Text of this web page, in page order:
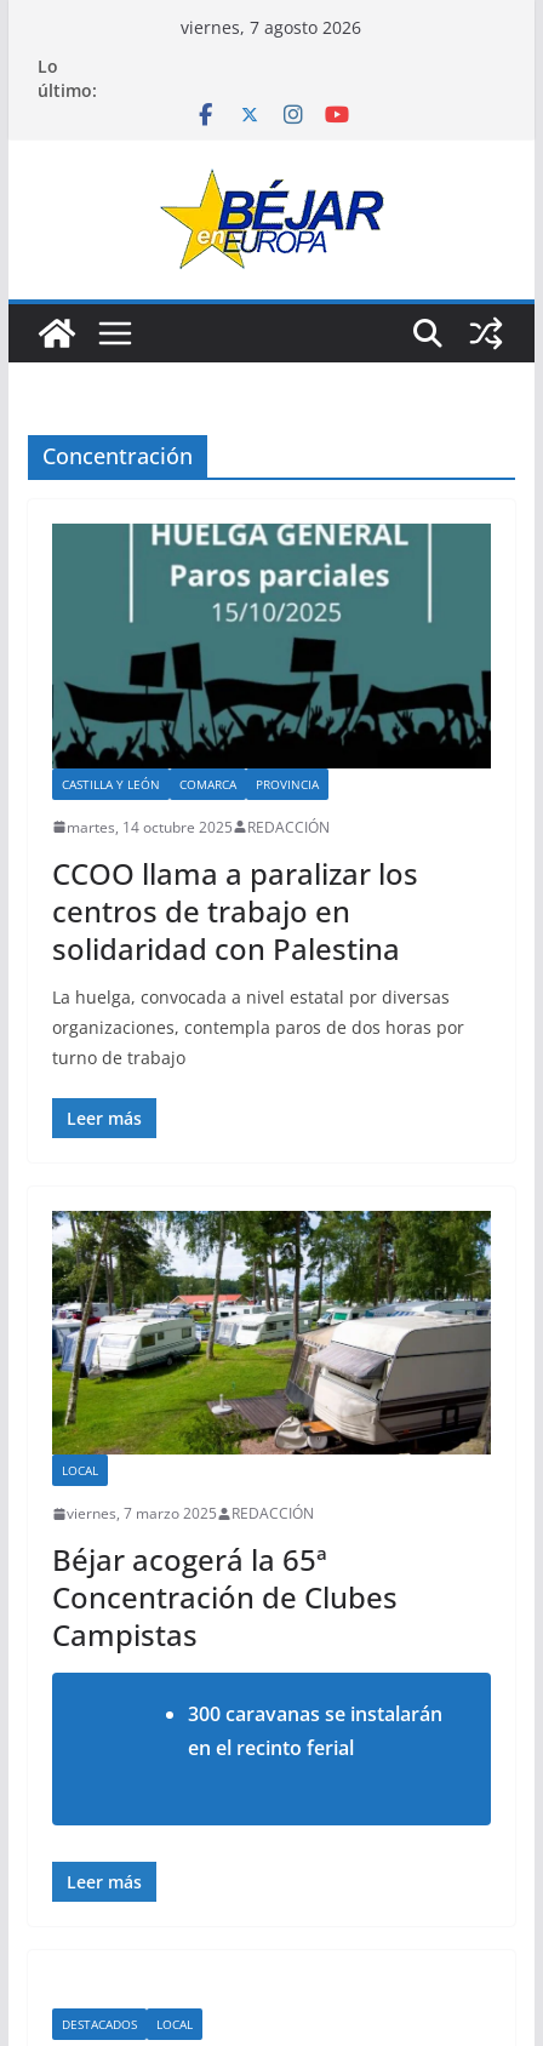
contenido
viernes, 7 agosto 2026
Lo
último:
Concentración
CASTILLA Y LEÓN COMARCA PROVINCIA
martes, 14 octubre 2025 REDACCIÓN
CCOO llama a paralizar los
centros de trabajo en
solidaridad con Palestina
La huelga, convocada a nivel estatal por diversas
organizaciones, contempla paros de dos horas por
turno de trabajo
Leer más
LOCAL
viernes, 7 marzo 2025 REDACCIÓN
Béjar acogerá la 65ª
Concentración de Clubes
Campistas
300 caravanas se instalarán
en el recinto ferial
Leer más
DESTACADOS LOCAL